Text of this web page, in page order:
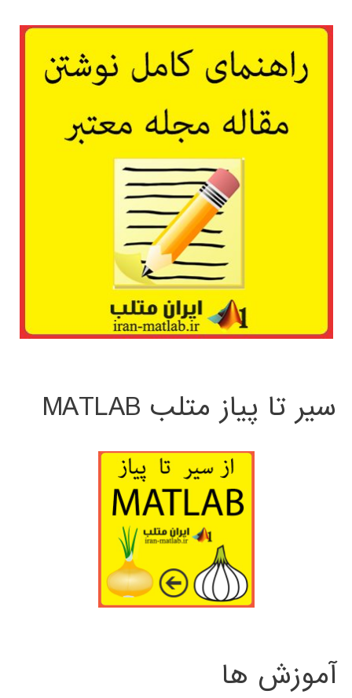
سیر تا پیاز متلب MATLAB
آموزش ها